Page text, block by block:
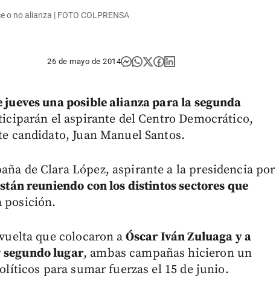
o no alianza | FOTO COLPRENSA
26 de mayo de 2014
una posible alianza para la segunda
el aspirante del Centro Democrático,
candidato, Juan Manuel Santos.
de Clara López, aspirante a la presidencia por
reuniendo con los distintos sectores que
posición.
que colocaron a Óscar Iván Zuluaga y a
segundo lugar, ambas campañas hicieron un
para sumar fuerzas el 15 de junio.